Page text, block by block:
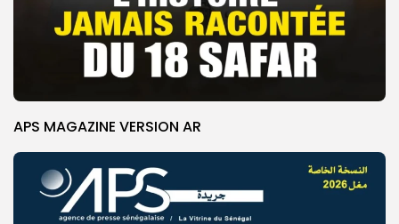
APS MAGAZINE VERSION AR